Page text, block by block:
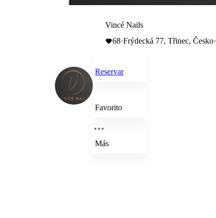
Vincé Nails
68·Frýdecká 77, Třinec, Česko·
Reservar
Favorito
Más